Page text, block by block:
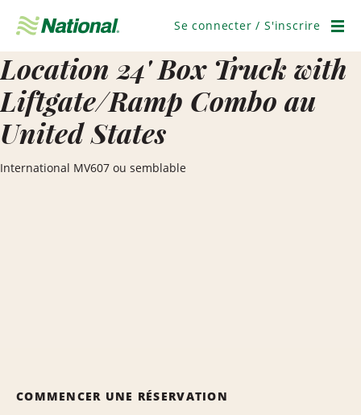
navigation
Se connecter / S'inscrire
Location 24' Box Truck with
Liftgate/Ramp Combo au
United States
International MV607 ou semblable
COMMENCER UNE RÉSERVATION